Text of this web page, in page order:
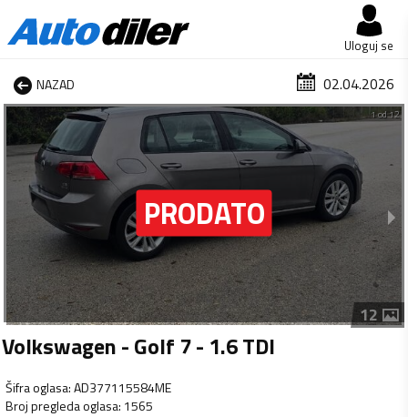
Uloguj se
NAZAD 02.04.2026
1 od 12
12
Volkswagen - Golf 7 - 1.6 TDI
Šifra oglasa:AD377115584ME
Broj pregleda oglasa: 1565